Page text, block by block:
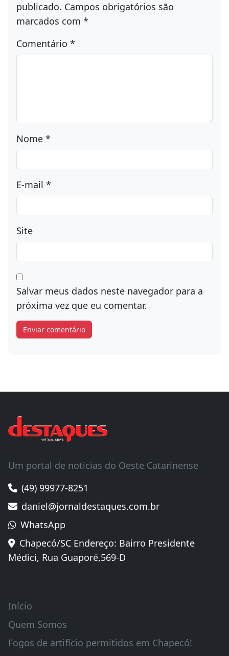
publicado. Campos obrigatórios são
marcados com *
Comentário *
Nome *
E-mail *
Site
Salvar meus dados neste navegador para a
próxima vez que eu comentar.
Um portal de noticias do Oeste Catarinense
(49) 99977-8251
daniel@jornaldestaques.com.br
WhatsApp
Chapecó/SC Endereço: Bairro Presidente
Médici, Rua Guaporé,569-D
Início
Quem Somos
Fogos de artifício permitidos em Chapecó!